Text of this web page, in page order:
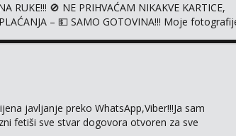
RUKE!!! 🚫 NE PRIHVAĆAM NIKAKVE KARTICE,
– 💵 SAMO GOTOVINA!!! Moje
javljanje preko WhatsApp,Viber!!!Ja sam
fetiši sve stvar dogovora otvoren za sve